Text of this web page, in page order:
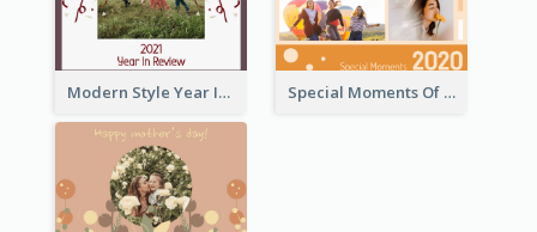
Modern Style Year In Review Photo Book Special Moments Of 2020 Photo Book